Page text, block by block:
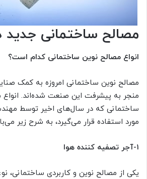
مصالح ساختمانی جدید
انواع مصالح نوین ساختمانی کدام است؟
مصالح نوین ساختمانی امروزه به کمک
منجر به پیشرفت این صنعت شده‌اند. انواع
ساختمانی که در سال‌های اخیر توسط
مورد استفاده قرار می‌گیرد، به شرح زیر
۱-آجر تصفیه کننده هوا
یکی از مصالح نوین و کاربردی ساختمانی،